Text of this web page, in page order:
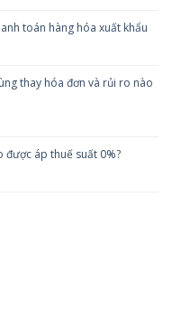
toán hàng hóa xuất khẩu
thay hóa đơn và rủi ro nào
được áp thuế suất 0%?